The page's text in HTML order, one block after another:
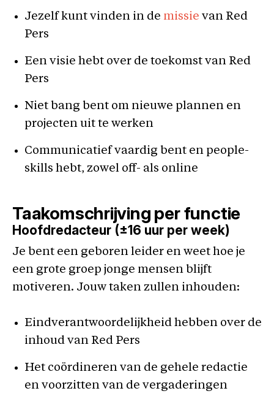
Jezelf kunt vinden in de missie van Red
Pers
Een visie hebt over de toekomst van Red
Pers
Niet bang bent om nieuwe plannen en
projecten uit te werken
Communicatief vaardig bent en people-
skills hebt, zowel off- als online
Taakomschrijving per functie
Hoofdredacteur (±16 uur per week)
Je bent een geboren leider en weet hoe je
een grote groep jonge mensen blijft
motiveren. Jouw taken zullen inhouden:
Eindverantwoordelijkheid hebben over de
inhoud van Red Pers
Het coördineren van de gehele redactie
en voorzitten van de vergaderingen